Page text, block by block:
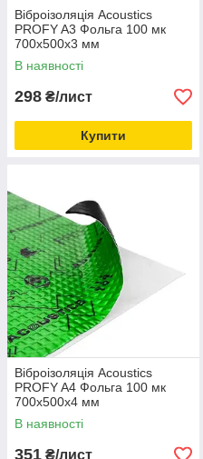
Віброізоляція Acoustics
PROFY A3 Фольга 100 мк
700x500х3 мм
В наявності
298 ₴/лист
Купити
Віброізоляція Acoustics
PROFY A4 Фольга 100 мк
700x500х4 мм
В наявності
351 ₴/лист